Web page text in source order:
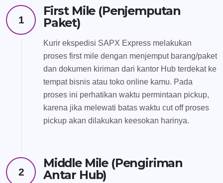
1
First Mile (Penjemputan
Paket)
Kurir ekspedisi SAPX Express melakukan
proses first mile dengan menjemput barang/paket
dan dokumen kiriman dari kantor Hub terdekat ke
tempat bisnis atau toko online kamu. Pada
proses ini perhatikan waktu permintaan pickup,
karena jika melewati batas waktu cut off proses
pickup akan dilakukan keesokan harinya.
2
Middle Mile (Pengiriman
Antar Hub)